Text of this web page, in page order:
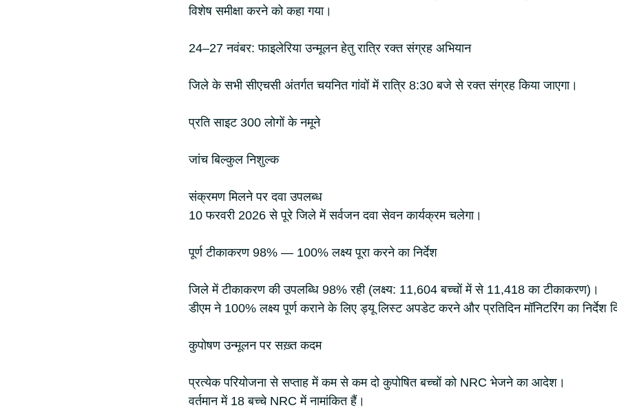
विशेष समीक्षा करने को कहा गया।
24–27 नवंबर: फाइलेरिया उन्मूलन हेतु रात्रि रक्त संग्रह अभियान
जिले के सभी सीएचसी अंतर्गत चयनित गांवों में रात्रि 8:30 बजे से रक्त संग्रह किया जाएगा।
प्रति साइट 300 लोगों के नमूने
जांच बिल्कुल निशुल्क
संक्रमण मिलने पर दवा उपलब्ध
10 फरवरी 2026 से पूरे जिले में सर्वजन दवा सेवन कार्यक्रम चलेगा।
पूर्ण टीकाकरण 98% — 100% लक्ष्य पूरा करने का निर्देश
जिले में टीकाकरण की उपलब्धि 98% रही (लक्ष्य: 11,604 बच्चों में से 11,418 का टीकाकरण)।
डीएम ने 100% लक्ष्य पूर्ण कराने के लिए ड्यू लिस्ट अपडेट करने और प्रतिदिन मॉनिटरिंग का निर्देश
कुपोषण उन्मूलन पर सख़्त कदम
प्रत्येक परियोजना से सप्ताह में कम से कम दो कुपोषित बच्चों को NRC भेजने का आदेश।
वर्तमान में 18 बच्चे NRC में नामांकित हैं।